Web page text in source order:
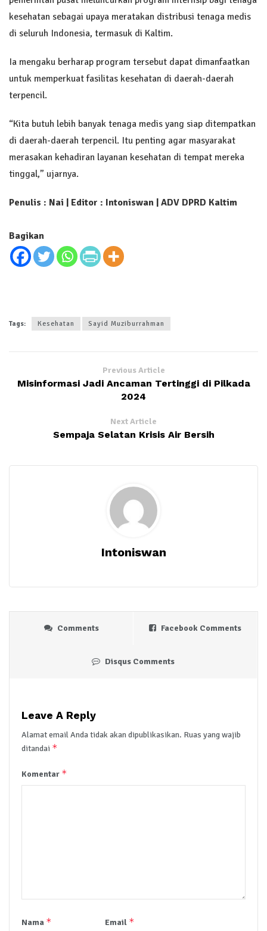
kesehatan sebagai upaya meratakan distribusi tenaga medis
di seluruh Indonesia, termasuk di Kaltim.
Ia mengaku berharap program tersebut dapat dimanfaatkan
untuk memperkuat fasilitas kesehatan di daerah-daerah
terpencil.
“Kita butuh lebih banyak tenaga medis yang siap ditempatkan
di daerah-daerah terpencil. Itu penting agar masyarakat
merasakan kehadiran layanan kesehatan di tempat mereka
tinggal,” ujarnya.
Penulis : Nai | Editor : Intoniswan | ADV DPRD Kaltim
Bagikan
Tags: Kesehatan Sayid Muziburrahman
Previous Article
Misinformasi Jadi Ancaman Tertinggi di Pilkada
2024
Next Article
Sempaja Selatan Krisis Air Bersih
Intoniswan
Comments Facebook Comments
Disqus Comments
Leave A Reply
Alamat email Anda tidak akan dipublikasikan. Ruas yang wajib
ditandai *
Komentar *
Nama * Email *